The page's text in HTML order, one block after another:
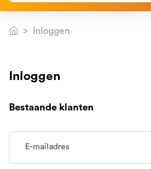
Inloggen
Inloggen
Bestaande klanten
E-mailadres